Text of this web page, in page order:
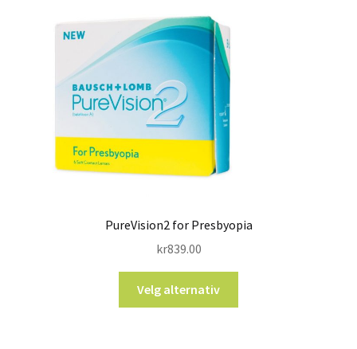
PureVision2 for Presbyopia
kr839.00
Velg alternativ